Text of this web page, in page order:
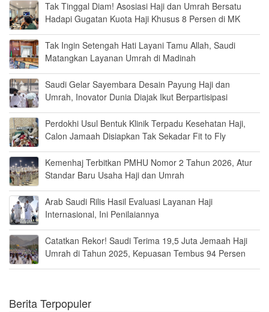
Tak Tinggal Diam! Asosiasi Haji dan Umrah Bersatu
Hadapi Gugatan Kuota Haji Khusus 8 Persen di MK
Tak Ingin Setengah Hati Layani Tamu Allah, Saudi
Matangkan Layanan Umrah di Madinah
Saudi Gelar Sayembara Desain Payung Haji dan
Umrah, Inovator Dunia Diajak Ikut Berpartisipasi
Perdokhi Usul Bentuk Klinik Terpadu Kesehatan Haji,
Calon Jamaah Disiapkan Tak Sekadar Fit to Fly
Kemenhaj Terbitkan PMHU Nomor 2 Tahun 2026, Atur
Standar Baru Usaha Haji dan Umrah
Arab Saudi Rilis Hasil Evaluasi Layanan Haji
Internasional, Ini Penilaiannya
Catatkan Rekor! Saudi Terima 19,5 Juta Jemaah Haji
Umrah di Tahun 2025, Kepuasan Tembus 94 Persen
Berita Terpopuler